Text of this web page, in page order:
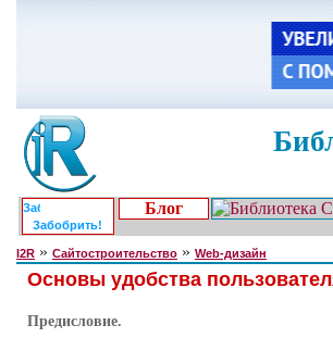
Забобрить!
Блог
I2R » Сайтостроительство » Web-дизайн
Основы удобства
Предисловие.